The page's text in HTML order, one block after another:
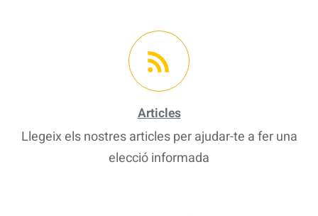
Articles
Llegeix els nostres articles per ajudar-te a fer una
elecció informada